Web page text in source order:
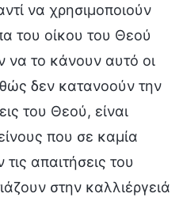
να χρησιμοποιούν
του οίκου του Θεού
να το κάνουν αυτό οι
δεν κατανοούν την
του Θεού, είναι
που σε καμία
απαιτήσεις του
στην καλλιέργειά